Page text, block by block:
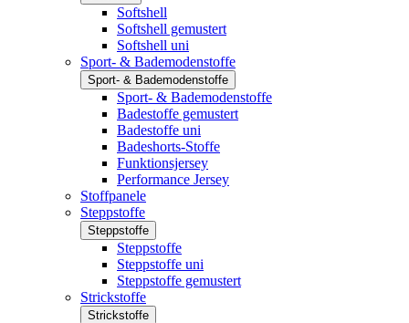
Softshell
Softshell gemustert
Softshell uni
Sport- & Bademodenstoffe
Sport- & Bademodenstoffe
Sport- & Bademodenstoffe
Badestoffe gemustert
Badestoffe uni
Badeshorts-Stoffe
Funktionsjersey
Performance Jersey
Stoffpanele
Steppstoffe
Steppstoffe
Steppstoffe
Steppstoffe uni
Steppstoffe gemustert
Strickstoffe
Strickstoffe